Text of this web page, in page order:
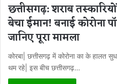
छत्तीसगढ़: शराब
बेचा ईमान! बनाई कोरोना
जानिए पूरा मामला
कोरबा| छत्तीसगढ़ में कोरोना का के हालत
थम रहे| इस बीच छत्तीसगढ़…